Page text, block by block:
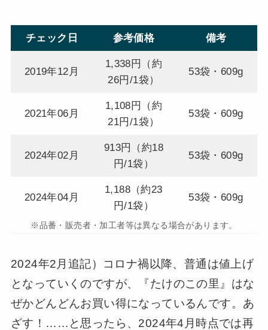
チェック日 参考価格 備考
2019年12月
1,338円（約
26円/1袋）
53袋・609g
2021年06月
1,108円（約
21円/1袋）
53袋・609g
2024年02月
913円（約18
円/1袋）
53袋・609g
2024年04月
1,188（約23
円/1袋）
53袋・609g
※品番・販売者・加工者等は異なる場合があります。
2024年2月追記）コロナ禍以降、普通は値上げ
となっていくのですが、『たけのこの里』はな
ぜかどんどんお買い得になっているんです。あ
ざす！……と思ったら、2024年4月時点では再